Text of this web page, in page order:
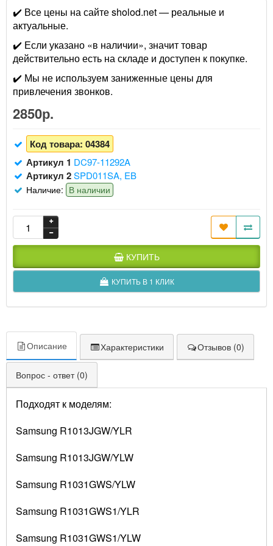
✔️ Все цены на сайте sholod.net — реальные и
актуальные.
✔️ Если указано «в наличии», значит товар
действительно есть на складе и доступен к покупке.
✔️ Мы не используем заниженные цены для
привлечения звонков.
2850р.
Код товара: 04384
Артикул 1 DC97-11292A
Артикул 2SPD011SA, EB
Наличие: В наличии
КУПИТЬ
КУПИТЬ В 1 КЛИК
Описание Характеристики Отзывов (0)
Вопрос - ответ (0)
Подходят к моделям:
Samsung R1013JGW/YLR
Samsung R1013JGW/YLW
Samsung R1031GWS/YLW
Samsung R1031GWS1/YLR
Samsung R1031GWS1/YLW